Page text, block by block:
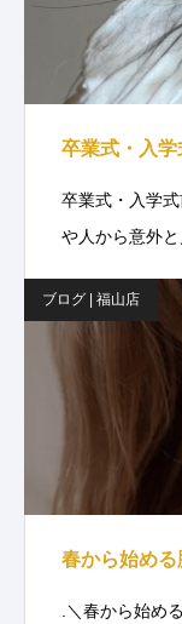
卒業式・入学
卒業式・入学
や人から意外
ブログ | 福山店
春から始める
.＼春から始め